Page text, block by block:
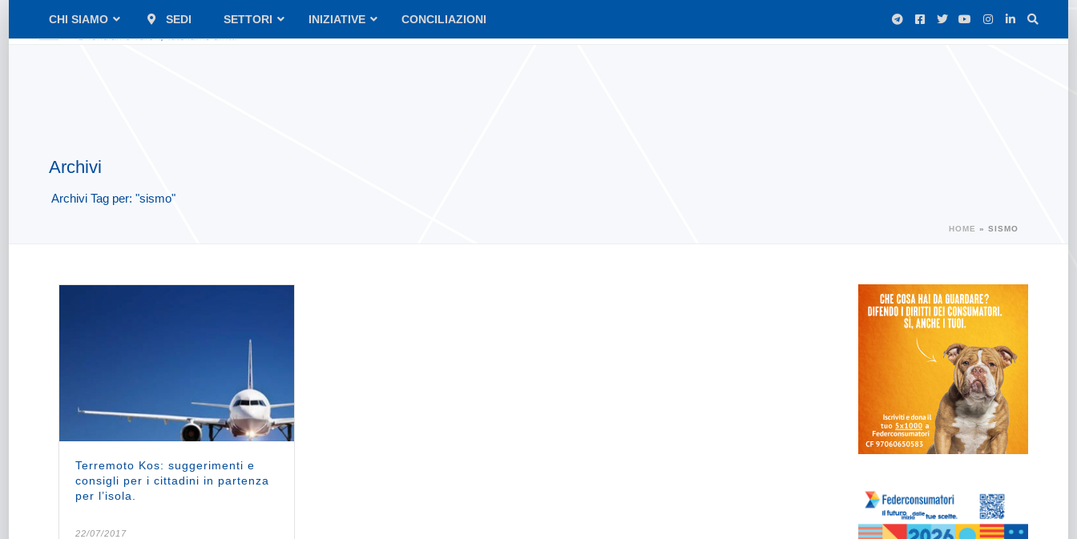
CHI SIAMO SEDI SETTORI INIZIATIVE CONCILIAZIONI
Archivi
Archivi Tag per: "sismo"
HOME » SISMO
Terremoto Kos: suggerimenti e
consigli per i cittadini in partenza
per l’isola.
22/07/2017